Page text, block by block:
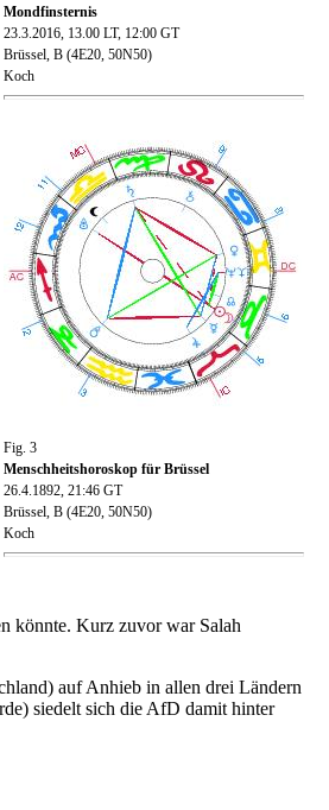
Mondfinsternis
23.3.2016, 13.00 LT, 12:00 GT
Brüssel, B (4E20, 50N50)
Koch
Fig. 3
Menschheitshoroskop für Brüssel
26.4.1892, 21:46 GT
Brüssel, B (4E20, 50N50)
Koch
könnte. Kurz zuvor war Salah
auf Anhieb in allen drei Ländern
siedelt sich die AfD damit hinter